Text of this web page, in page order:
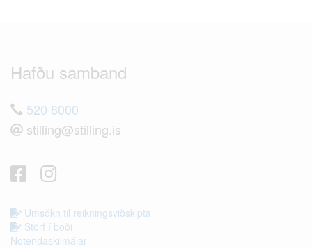
Hafðu samband
520 8000
stilling@stilling.is
Umsókn til reikningsviðskipta
Störf í boði
Notendaskilmálar